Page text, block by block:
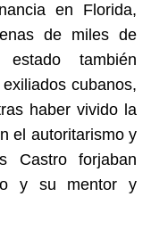
en Florida,
de miles de
estado también
cubanos,
haber vivido la
el autoritarismo y
Castro forjaban
y su mentor y